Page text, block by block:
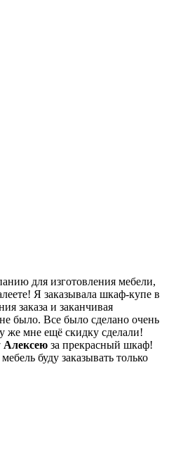
для изготовления мебели,
Я заказывала шкаф-купе в
заказа и заканчивая
было. Все было сделано очень
же мне ещё скидку сделали!
Алексею за прекрасный шкаф!
буду заказывать только